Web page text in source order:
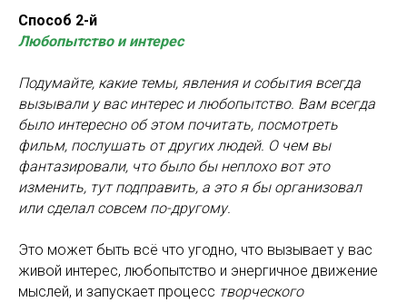
Способ 2-й
Любопытство и интерес
Подумайте, какие темы, явления и события всегда
вызывали у вас интерес и любопытство. Вам всегда
было интересно об этом почитать, посмотреть
фильм, послушать от других людей. О чем вы
фантазировали, что было бы неплохо вот это
изменить, тут подправить, а это я бы организовал
или сделал совсем по-другому.
Это может быть всё что угодно, что вызывает у вас
живой интерес, любопытство и энергичное движение
мыслей, и запускает процесс творческого